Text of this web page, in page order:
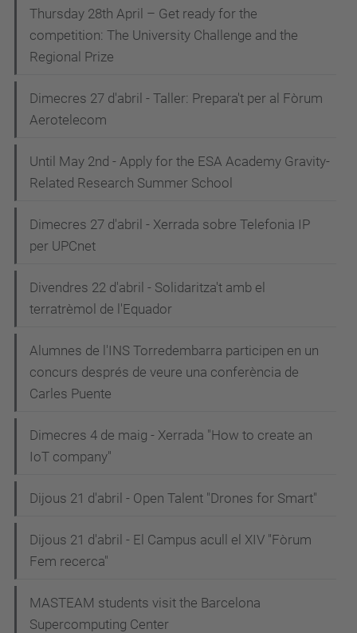
Thursday 28th April – Get ready for the
competition: The University Challenge and the
Regional Prize
Dimecres 27 d'abril - Taller: Prepara't per al Fòrum
Aerotelecom
Until May 2nd - Apply for the ESA Academy Gravity-
Related Research Summer School
Dimecres 27 d'abril - Xerrada sobre Telefonia IP
per UPCnet
Divendres 22 d'abril - Solidaritza't amb el
terratrèmol de l'Equador
Alumnes de l'INS Torredembarra participen en un
concurs després de veure una conferència de
Carles Puente
Dimecres 4 de maig - Xerrada "How to create an
IoT company"
Dijous 21 d'abril - Open Talent "Drones for Smart"
Dijous 21 d'abril - El Campus acull el XIV "Fòrum
Fem recerca"
MASTEAM students visit the Barcelona
Supercomputing Center